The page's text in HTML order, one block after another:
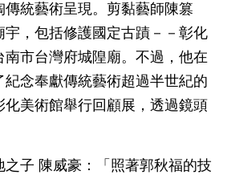
統藝術呈現。剪黏藝師陳篡
，包括修護國定古蹟－－彰化
市台灣府城隍廟。不過，他在
念奉獻傳統藝術超過半世紀的
化美術館舉行回顧展，透過鏡頭
之子 陳威豪：「照著郭秋福的技